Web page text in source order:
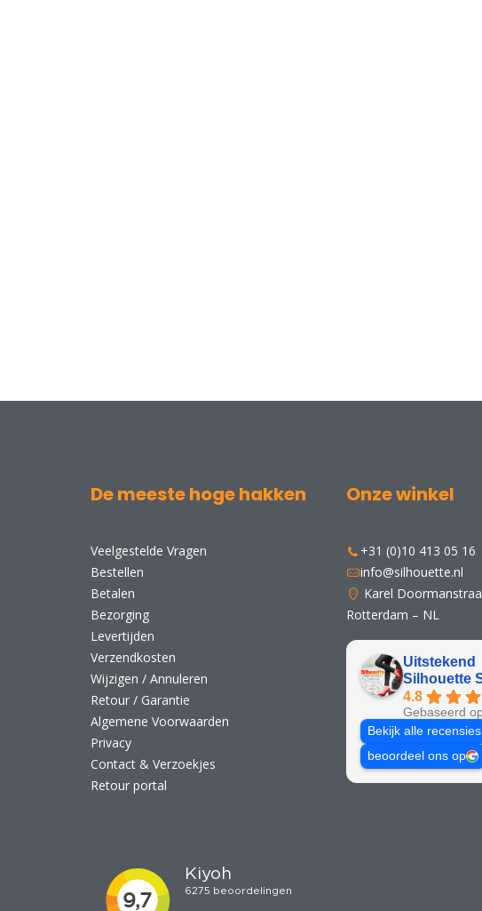
De meeste hoge hakken
Veelgestelde Vragen
Bestellen
Betalen
Bezorging
Levertijden
Verzendkosten
Wijzigen / Annuleren
Retour / Garantie
Algemene Voorwaarden
Privacy
Contact & Verzoekjes
Retour portal
Onze winkel
+31 (0)10 413 05 16
info@silhouette.nl
Karel
Rotterdam – NL
Uitstekend
Silhouette
4.8
Gebaseerd
Bekijk alle recensies
beoordeel ons op